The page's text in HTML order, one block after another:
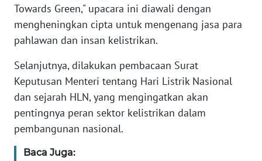
Towards Green," upacara ini diawali dengan
mengheningkan cipta untuk mengenang jasa para
pahlawan dan insan kelistrikan.
Selanjutnya, dilakukan pembacaan Surat
Keputusan Menteri tentang Hari Listrik Nasional
dan sejarah HLN, yang mengingatkan akan
pentingnya peran sektor kelistrikan dalam
pembangunan nasional.
Baca Juga:
WN
SUMBAR
WN
SUMSEL
WN
BENGKULU
WN